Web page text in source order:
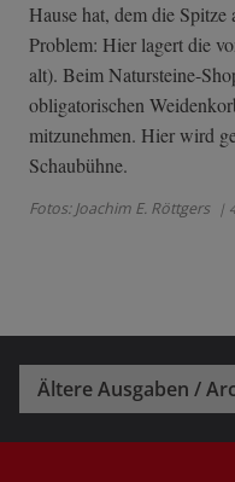
Hause hat, dem die
Problem: Hier lagert die
alt). Beim Natursteine-
obligatorischen
mitzunehmen. Hier wird
Schaubühne.
Fotos: Joachim E. Röttgers |
Ältere Ausgaben /